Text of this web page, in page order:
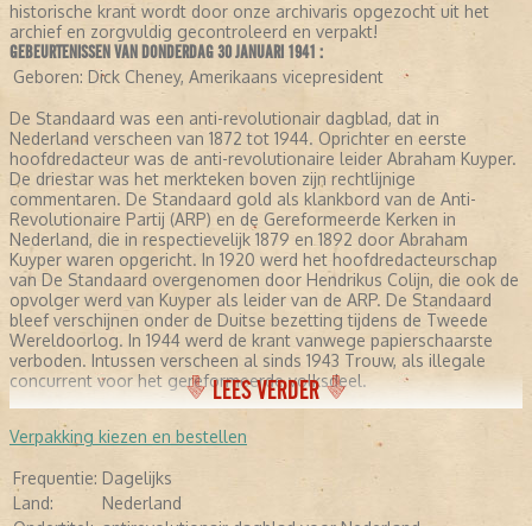
historische krant wordt door onze archivaris opgezocht uit het
archief en zorgvuldig gecontroleerd en verpakt!
GEBEURTENISSEN VAN DONDERDAG 30 JANUARI 1941 :
Geboren: Dick Cheney, Amerikaans vicepresident
De Standaard was een anti-revolutionair dagblad, dat in
Nederland verscheen van 1872 tot 1944. Oprichter en eerste
hoofdredacteur was de anti-revolutionaire leider Abraham Kuyper.
De driestar was het merkteken boven zijn rechtlijnige
commentaren. De Standaard gold als klankbord van de Anti-
Revolutionaire Partij (ARP) en de Gereformeerde Kerken in
Nederland, die in respectievelijk 1879 en 1892 door Abraham
Kuyper waren opgericht. In 1920 werd het hoofdredacteurschap
van De Standaard overgenomen door Hendrikus Colijn, die ook de
opvolger werd van Kuyper als leider van de ARP. De Standaard
bleef verschijnen onder de Duitse bezetting tijdens de Tweede
Wereldoorlog. In 1944 werd de krant vanwege papierschaarste
verboden. Intussen verscheen al sinds 1943 Trouw, als illegale
concurrent voor het gereformeerde volksdeel.
LEES VERDER
Verpakking kiezen en bestellen
Frequentie: Dagelijks
Land:
Nederland